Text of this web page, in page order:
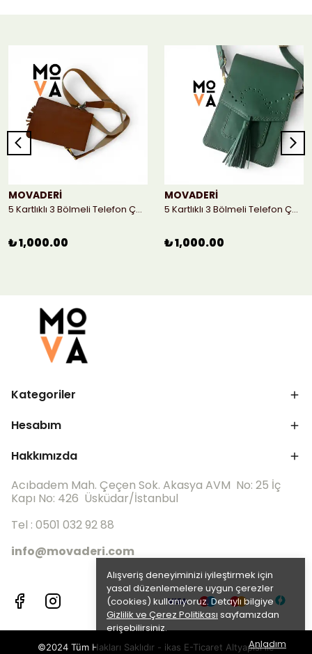
Alışveriş deneyiminizi iyileştirmek için
yasal düzenlemelere uygun çerezler
(cookies) kullanıyoruz. Detaylı bilgiye
Gizlilik ve Çerez Politikası sayfamızdan
erişebilirsiniz.
Anladım
MOVADERİ
5 Kartlıklı 3 Bölmeli Telefon Çantası - Taba
₺ 1,000.00
MOVADERİ
5 Kartlıklı 3 Bölmeli Telefon Çantası
₺ 1,000.00
Kategoriler
Hesabım
Hakkımızda
Acıbadem Mah. Çeçen Sok. Akasya AVM No: 25 İç
Kapı No: 426 Üsküdar/İstanbul
Tel : 0501 032 92 88
info@movaderi.com
©2024 Tüm Hakları Saklıdır - ikas E-Ticaret Altyapısı ile